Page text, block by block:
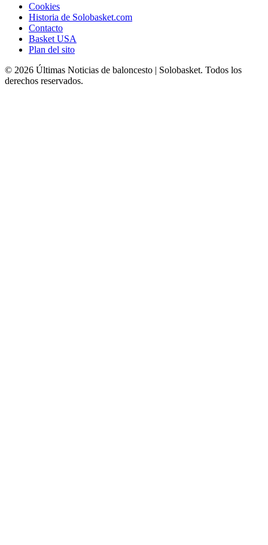
Cookies
Historia de Solobasket.com
Contacto
Basket USA
Plan del sito
© 2026 Últimas Noticias de baloncesto | Solobasket. Todos los
derechos reservados.